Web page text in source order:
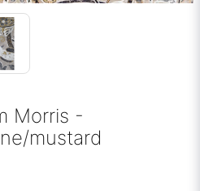
Morris -
mustard